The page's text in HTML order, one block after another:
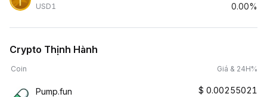
USD1
0.00%
Crypto Thịnh Hành
Coin Giá & 24H%
Pump.fun $ 0.00255021